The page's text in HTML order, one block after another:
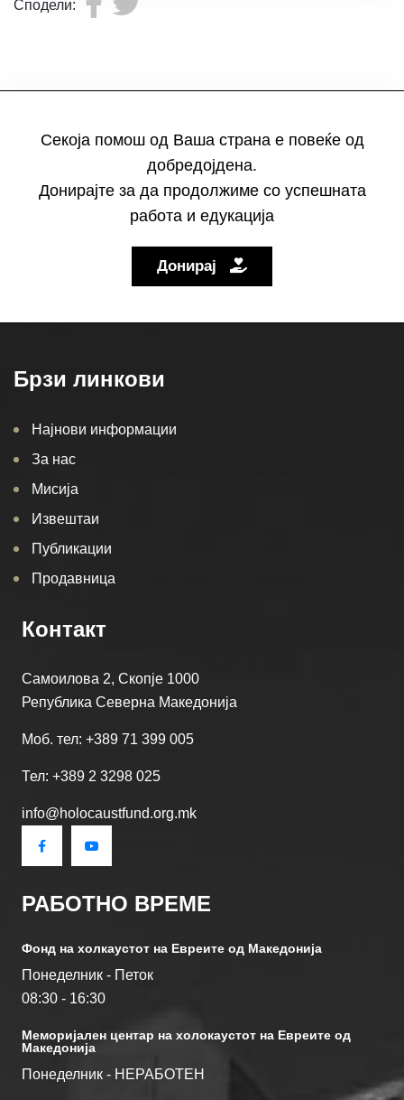
Сподели:
Секоја помош од Ваша страна е повеќе од
добредојдена.
Донирајте за да продолжиме со успешната
работа и едукација
Донирај
Брзи линкови
Најнови информации
За нас
Мисија
Извештаи
Публикации
Продавница
Контакт
Самоилова 2, Скопје 1000
Република Северна Македонија
Моб. тел: +389 71 399 005
Тел: +389 2 3298 025
info@holocaustfund.org.mk
РАБОТНО ВРЕМЕ
Фонд на холкаустот на Евреите од Македониjа
Понеделник - Петок
08:30 - 16:30
Меморијален центар на холокаустот на Евреите од
Македонија
Понеделник - НЕРАБОТЕН